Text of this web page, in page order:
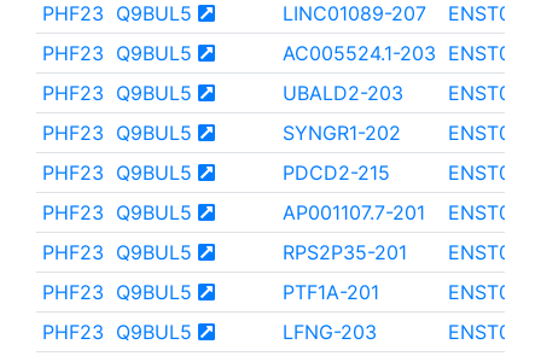
PHF23 Q9BUL5 LINC01089-207
PHF23 Q9BUL5 AC005524.1-203
PHF23 Q9BUL5 UBALD2-203
PHF23 Q9BUL5 SYNGR1-202
PHF23 Q9BUL5 PDCD2-215
PHF23 Q9BUL5 AP001107.7-201
PHF23 Q9BUL5 RPS2P35-201
PHF23 Q9BUL5 PTF1A-201
PHF23 Q9BUL5 LFNG-203